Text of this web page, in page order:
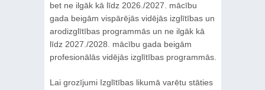
bet ne ilgāk kā līdz 2026./2027. mācību
gada beigām vispārējās vidējās izglītības un
arodizglītības programmās un ne ilgāk kā
līdz 2027./2028. mācību gada beigām
profesionālās vidējās izglītības programmās.
Lai grozījumi Izglītības likumā varētu stāties